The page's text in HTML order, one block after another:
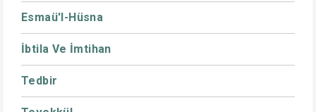
Esmaü'l-Hüsna
İbtila Ve İmtihan
Tedbir